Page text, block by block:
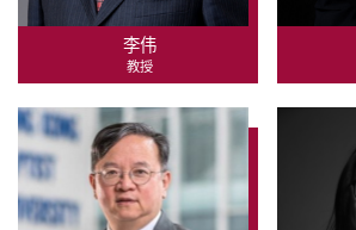
李伟
教授